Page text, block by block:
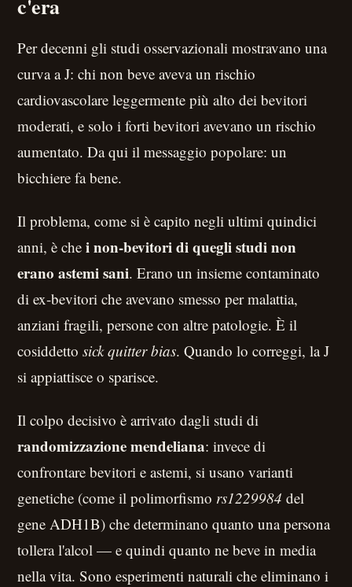
c'era
Per decenni gli studi osservazionali mostravano una
curva a J: chi non beve aveva un rischio
cardiovascolare leggermente più alto dei bevitori
moderati, e solo i forti bevitori avevano un rischio
aumentato. Da qui il messaggio popolare: un
bicchiere fa bene.
Il problema, come si è capito negli ultimi quindici
anni, è chei non-bevitori di quegli studi non
erano astemi sani. Erano un insieme contaminato
di ex-bevitori che avevano smesso per malattia,
anziani fragili, persone con altre patologie. È il
cosiddettosick quitter bias. Quando lo correggi, la J
si appiattisce o sparisce.
Il colpo decisivo è arrivato dagli studi di
randomizzazione mendeliana: invece di
confrontare bevitori e astemi, si usano varianti
genetiche (come il polimorfismo rs1229984 del
gene ADH1B) che determinano quanto una persona
tollera l'alcol — e quindi quanto ne beve in media
nella vita. Sono esperimenti naturali che eliminano i